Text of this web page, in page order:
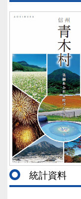
統計資料